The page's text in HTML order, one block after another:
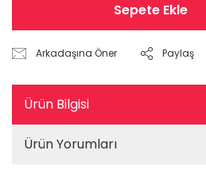
Sepete Ekle
Arkadaşına Öner Paylaş
Ürün Bilgisi
Ürün Yorumları